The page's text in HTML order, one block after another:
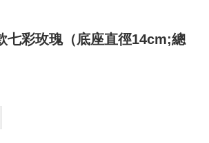
七彩玫瑰（底座直徑14cm;總